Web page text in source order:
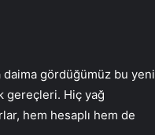
gördüğümüz bu yeni
gereçleri. Hiç yağ
hem hesaplı hem de